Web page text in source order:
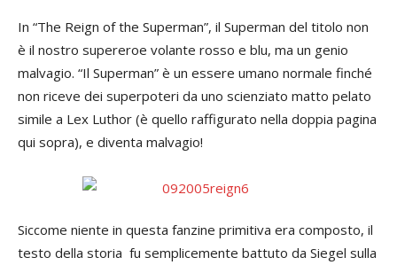
In “The Reign of the Superman”, il Superman del titolo non
è il nostro supereroe volante rosso e blu, ma un genio
malvagio. “Il Superman” è un essere umano normale finché
non riceve dei superpoteri da uno scienziato matto pelato
simile a Lex Luthor (è quello raffigurato nella doppia pagina
qui sopra), e diventa malvagio!
Siccome niente in questa fanzine primitiva era composto, il
testo della storia fu semplicemente battuto da Siegel sulla